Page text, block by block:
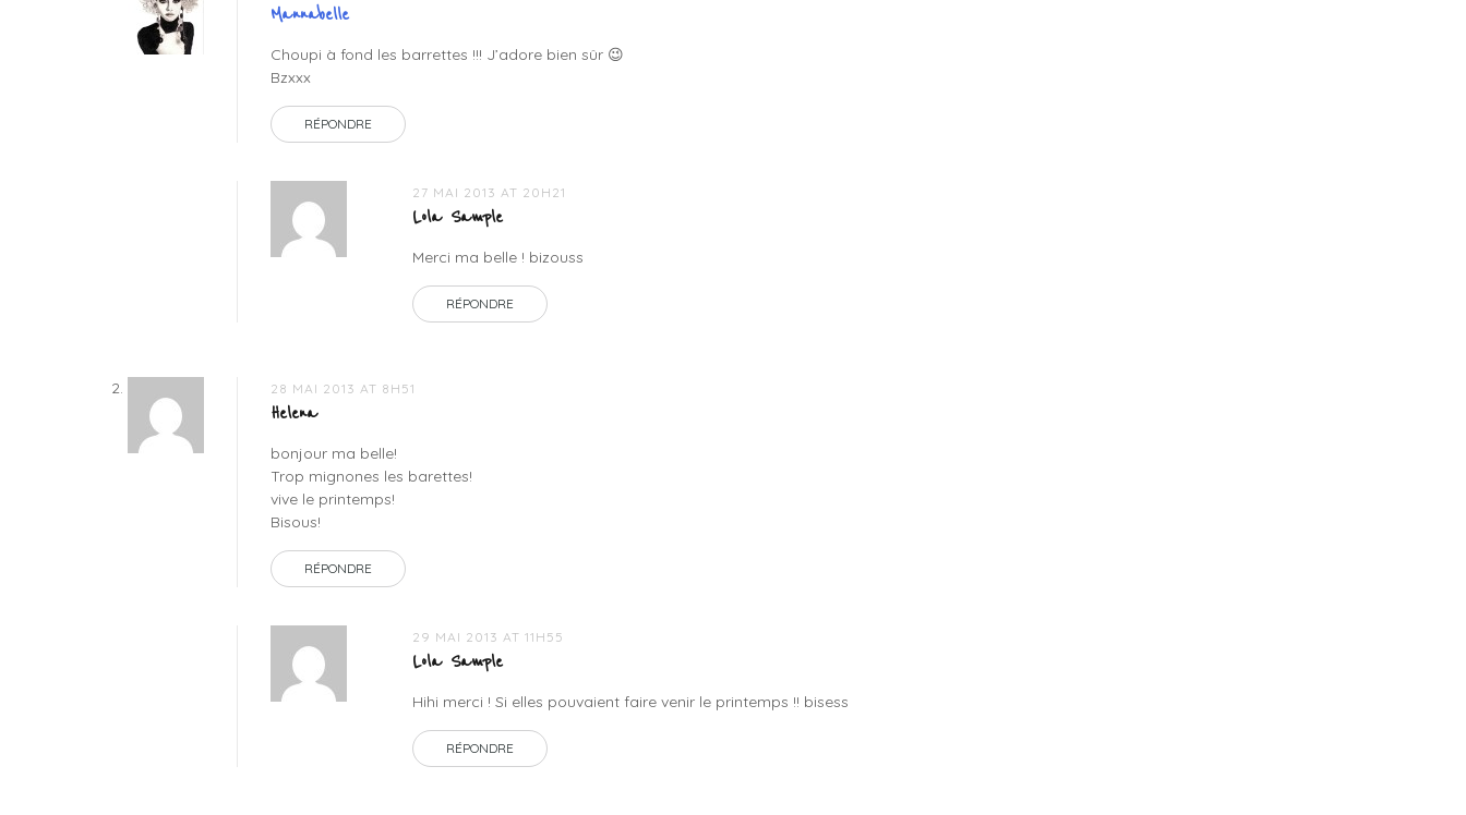
jacobs
echantillon
parfum
Mannabelle
Choupi à fond les barrettes !!! J’adore bien sûr 😉
Bzxxx
RÉPONDRE
27 MAI 2013 AT 20H21
Lola Sample
Merci ma belle ! bizouss
RÉPONDRE
28 MAI 2013 AT 8H51
Helena
bonjour ma belle!
Trop mignones les barettes!
vive le printemps!
Bisous!
RÉPONDRE
29 MAI 2013 AT 11H55
Lola Sample
Hihi merci ! Si elles pouvaient faire venir le printemps !! bisess
RÉPONDRE